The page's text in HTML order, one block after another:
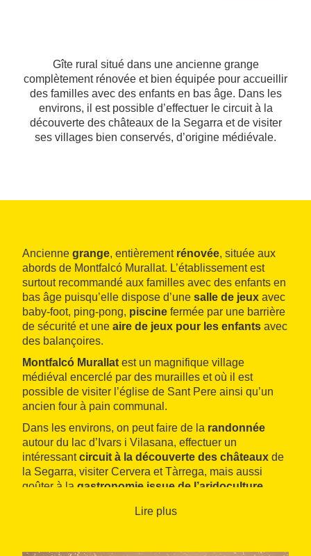
Gîte rural situé dans une ancienne grange
complètement rénovée et bien équipée pour accueillir
des familles avec des enfants en bas âge. Dans les
environs, il est possible d’effectuer le circuit à la
découverte des châteaux de la Segarra et de visiter
ses villages bien conservés, d’origine médiévale.
Ancienne grange, entièrement rénovée, située aux
abords de Montfalcó Murallat. L’établissement est
surtout recommandé aux familles avec des enfants en
bas âge puisqu’elle dispose d’une salle de jeux avec
baby-foot, ping-pong, piscine fermée par une barrière
de sécurité et une aire de jeux pour les enfants avec
des balançoires.
Montfalcó Murallat est un magnifique village
médiéval encerclé par des murailles et où il est
possible de visiter l’église de Sant Pere ainsi qu’un
ancien four à pain communal.
Dans les environs, on peut faire de la randonnée
autour du lac d’Ivars i Vilasana, effectuer un
intéressantcircuit à la découverte des châteaux de
la Segarra, visiter Cervera et Tàrrega, mais aussi
goûter à la gastronomie issue de l’aridoculture
Lire plus